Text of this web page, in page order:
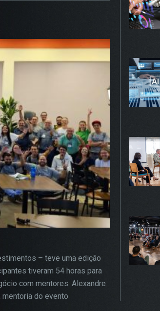
– teve uma edição
tiveram 54 horas para
com mentores. Alexandre
do evento
bloquear esses cookies, algumas partes
Habilitado
por nossos parceiros de publicidade e
um perfil sobre seus interesses e, a
relevantes para você em outros sites. As
baseadas na identificação exclusiva do
internet, sem armazenar diretamente
seu navegador para bloquear
publicidade direcionada.